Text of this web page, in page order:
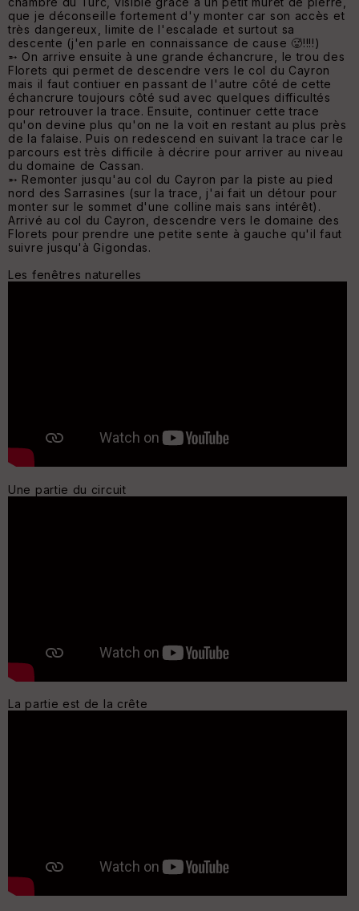
que je déconseille fortement d'y monter car son accès et
très dangereux, limite de l'escalade et surtout sa
descente (j'en parle en connaissance de cause 🥵!!!!)
➵ On arrive ensuite à une grande échancrure, le trou des
Florets qui permet de descendre vers le col du Cayron
mais il faut contiuer en passant de l'autre côté de cette
échancrure toujours côté sud avec quelques difficultés
pour retrouver la trace. Ensuite, continuer cette trace
qu'on devine plus qu'on ne la voit en restant au plus près
de la falaise. Puis on redescend en suivant la trace car le
parcours est très difficile à décrire pour arriver au niveau
du domaine de Cassan.
➵ Remonter jusqu'au col du Cayron par la piste au pied
nord des Sarrasines (sur la trace, j'ai fait un détour pour
monter sur le sommet d'une colline mais sans intérêt).
Arrivé au col du Cayron, descendre vers le domaine des
Florets pour prendre une petite sente à gauche qu'il faut
suivre jusqu'à Gigondas.
Les fenêtres naturelles
Une partie du circuit
La partie est de la crête